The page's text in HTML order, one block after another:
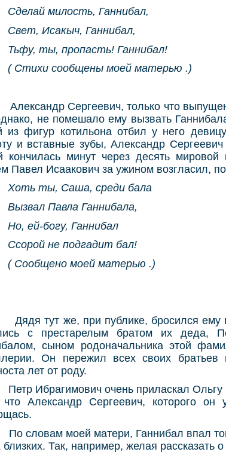
Сделай милость, Ганнибал,
Свет, Исакыч, Ганнибал,
Тьфу, ты, пропасть! Ганнибал!
( Стихи сообщены моей матерью .)
Александр Сергеевич, только что
не помешало ему вызвать
из фигур котильона отбил у него
и вставные зубы, Александр
кончилась минут через десять
Павел Исаакович за ужином возгласил,
Хоть ты, Саша, среди бала
Вызвал Павла Ганнибала,
Но, ей-богу, Ганнибал
Ссорой не подгадит бал!
( Сообщено моей матерью .)
Дядя тут же, при публике, бросился
с престарелым братом их деда,
сыном родоначальника этой
Он пережил всех своих
лет от роду.
Петр Ибрагимович очень приласкал
что Александр Сергеевич, которого он
По словам моей матери, Ганнибал впал
близких. Так, например, желая рассказать